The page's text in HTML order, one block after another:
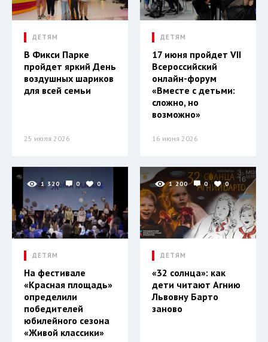
ДЕТЯМ
В Фикси Парке
пройдет яркий День
воздушных шариков
для всей семьи
25 июля 2026
ДЕТЯМ
17 июня пройдет VII
Всероссийский
онлайн-форум
«Вместе с детьми:
сложно, но
возможно»
16 июня 2026
1 320 0 0
ДЕТЯМ
На фестивале
«Красная площадь»
определили
победителей
юбилейного сезона
«Живой классики»
1 200 0 0
ДЕТЯМ
«32 солнца»: как
дети читают Агнию
Львовну Барто
заново